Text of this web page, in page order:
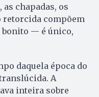
chapadas, os
retorcida compõem
bonito — é único,
daquela época do
A
inteira sobre